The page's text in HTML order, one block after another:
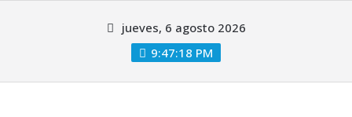
jueves, 6 agosto 2026
9:47:18 PM